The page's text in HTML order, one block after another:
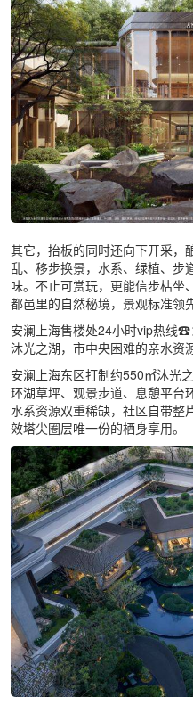
其它，抬板的同时还向下开采，
乱、移步换景，水系、绿植、步
味。不止可赏玩，更能信步枯坐
都邑里的自然秘境，景观标准领
安澜上海售楼处24小时vip热线
沐光之湖，市中央困难的亲水资
安澜上海东区打制约550㎡沐光
环湖草坪、观景步道、息憩平台
水系资源双重稀缺，社区自带整
效塔尖圈层唯一份的栖身享用。